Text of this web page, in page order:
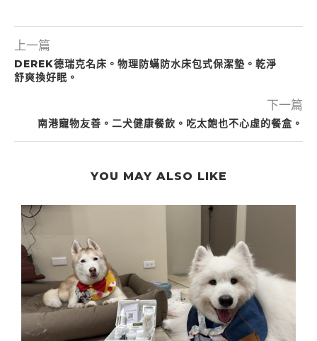
上一篇
DEREK德瑞克名床。物理防蟎防水床包式保潔墊。乾淨
舒爽換好眠。
下一篇
南港寵物友善。二犬健康餐飲。吃太飽也不心虛的餐盒。
YOU MAY ALSO LIKE